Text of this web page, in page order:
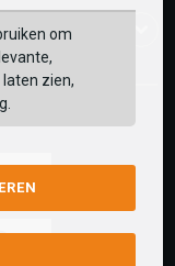
om
zien,